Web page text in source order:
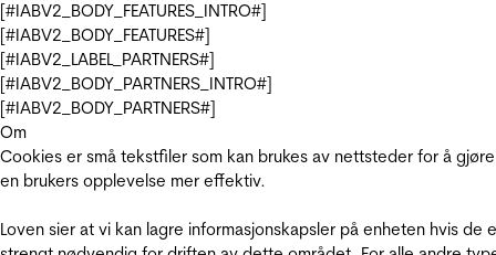
[#IABV2_BODY_FEATURES_INTRO#]
[#IABV2_BODY_FEATURES#]
[#IABV2_LABEL_PARTNERS#]
[#IABV2_BODY_PARTNERS_INTRO#]
[#IABV2_BODY_PARTNERS#]
Om
Cookies er små tekstfiler som kan brukes av nettsteder for å gjøre
en brukers opplevelse mer effektiv.
Loven sier at vi kan lagre informasjonskapsler på enheten hvis de